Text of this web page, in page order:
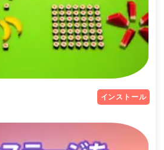
インストール